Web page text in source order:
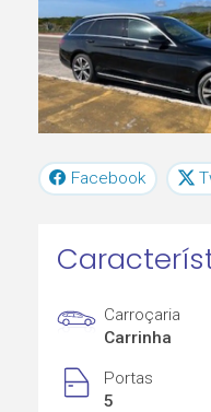
Facebook
Carroçaria
Carrinha
Portas
5